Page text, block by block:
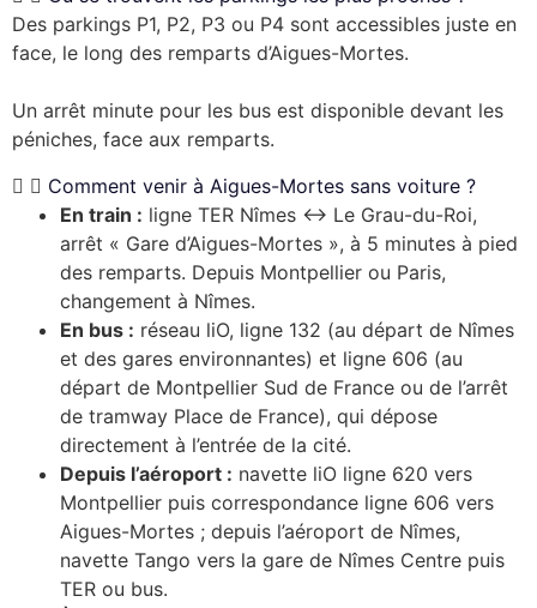
Des parkings P1, P2, P3 ou P4 sont accessibles juste en
face, le long des remparts d’Aigues-Mortes.
Un arrêt minute pour les bus est disponible devant les
péniches, face aux remparts.
Comment venir à Aigues-Mortes sans voiture ?
En train : ligne TER Nîmes ↔ Le Grau-du-Roi,
arrêt « Gare d’Aigues-Mortes », à 5 minutes à pied
des remparts. Depuis Montpellier ou Paris,
changement à Nîmes.
En bus : réseau liO, ligne 132 (au départ de Nîmes
et des gares environnantes) et ligne 606 (au
départ de Montpellier Sud de France ou de l’arrêt
de tramway Place de France), qui dépose
directement à l’entrée de la cité.
Depuis l’aéroport : navette liO ligne 620 vers
Montpellier puis correspondance ligne 606 vers
Aigues-Mortes ; depuis l’aéroport de Nîmes,
navette Tango vers la gare de Nîmes Centre puis
TER ou bus.